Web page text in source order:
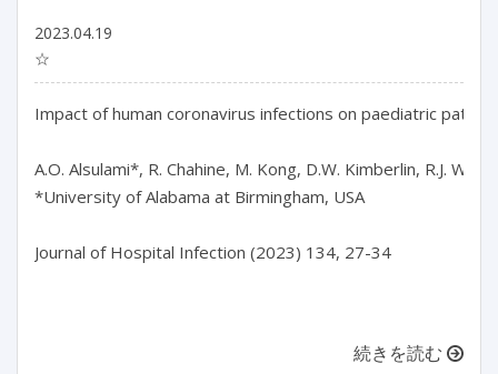
2023.04.19
☆
Impact of human coronavirus infections on paediatric
A.O. Alsulami*, R. Chahine, M. Kong, D.W. Kimberlin, R.J.
*University of Alabama at Birmingham, USA
Journal of Hospital Infection (2023) 134, 27-34
続きを読む